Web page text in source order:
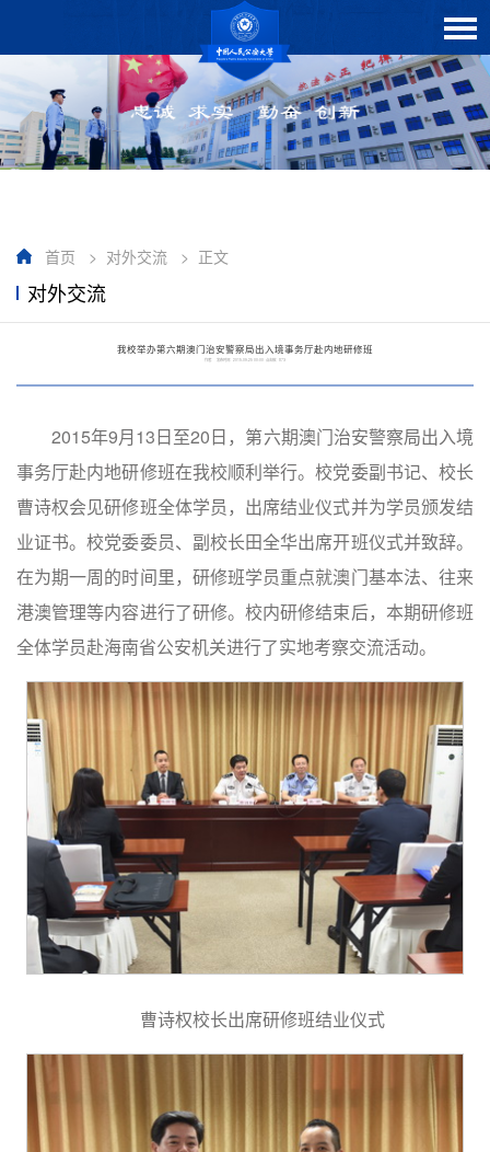
首页 > 对外交流 > 正文
对外交流
我校举办第六期澳门治安警察局出入境事务厅赴内地研修班
作者： 发布时间：2015-09-25 00:00 点击数： 873
2015年9月13日至20日，第六期澳门治安警察局出入境
事务厅赴内地研修班在我校顺利举行。校党委副书记、校长
曹诗权会见研修班全体学员，出席结业仪式并为学员颁发结
业证书。校党委委员、副校长田全华出席开班仪式并致辞。
在为期一周的时间里，研修班学员重点就澳门基本法、往来
港澳管理等内容进行了研修。校内研修结束后，本期研修班
全体学员赴海南省公安机关进行了实地考察交流活动。
曹诗权校长出席研修班结业仪式